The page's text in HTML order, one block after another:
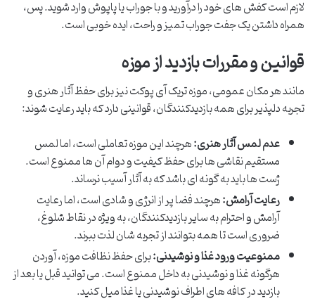
لازم است کفش های خود را درآورید و با جوراب یا پاپوش وارد شوید. پس،
همراه داشتن یک جفت جوراب تمیز و راحت، ایده خوبی است.
قوانین و مقررات بازدید از موزه
مانند هر مکان عمومی، موزه تریک آی پوکت نیز برای حفظ آثار هنری و
تجربه دلپذیر برای همه بازدیدکنندگان، قوانینی دارد که باید رعایت شوند:
عدم لمس آثار هنری:هرچند این موزه تعاملی است، اما لمس
مستقیم نقاشی ها برای حفظ کیفیت و دوام آن ها ممنوع است.
ژست ها باید به گونه ای باشد که به آثار آسیب نرساند.
رعایت آرامش:هرچند فضا پر از انرژی و شادی است، اما رعایت
آرامش و احترام به سایر بازدیدکنندگان، به ویژه در نقاط شلوغ،
ضروری است تا همه بتوانند از تجربه شان لذت ببرند.
ممنوعیت ورود غذا و نوشیدنی:برای حفظ نظافت موزه، آوردن
هرگونه غذا و نوشیدنی به داخل ممنوع است. می توانید قبل یا بعد از
بازدید در کافه های اطراف نوشیدنی یا غذا میل کنید.